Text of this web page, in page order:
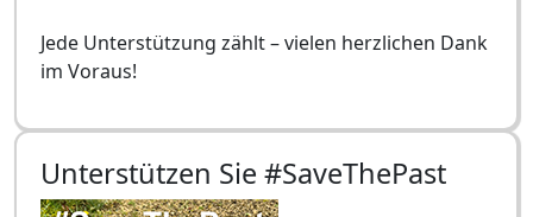
Jede Unterstützung zählt – vielen herzlichen Dank
im Voraus!
Unterstützen Sie #SaveThePast